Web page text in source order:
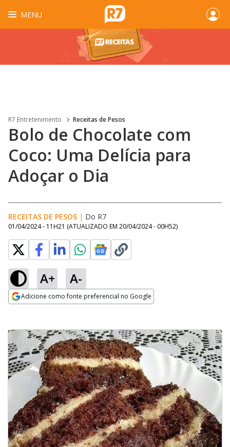
MENU
R7 Entretenimento Receitas de Pesos
Bolo de Chocolate com
Coco: Uma Delícia para
Adoçar o Dia
RECEITAS DE PESOS | Do R7
01/04/2024 - 11H21 (ATUALIZADO EM 20/04/2024 - 00H52)
A+ A-
Adicione como fonte preferencial no Google